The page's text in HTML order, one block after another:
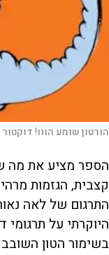
הורטון שומע הווו!
הספר מציע את מה
קצבית, הגזמות
התרגום של לאה
היוקרתי על
בשימור הטון